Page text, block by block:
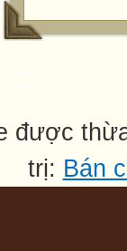
được
trị: Bán